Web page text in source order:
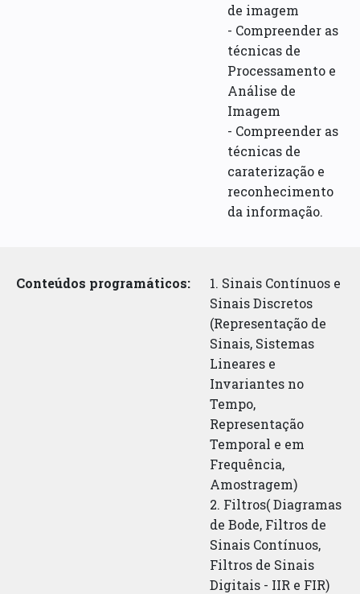
de imagem
- Compreender as
técnicas de
Processamento e
Análise de
Imagem
- Compreender as
técnicas de
caraterização e
reconhecimento
da informação.
Conteúdos programáticos:
1. Sinais Contínuos e
Sinais Discretos
(Representação de
Sinais, Sistemas
Lineares e
Invariantes no
Tempo,
Representação
Temporal e em
Frequência,
Amostragem)
2. Filtros( Diagramas
de Bode, Filtros de
Sinais Contínuos,
Filtros de Sinais
Digitais - IIR e FIR)